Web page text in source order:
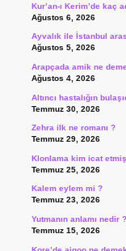
Kur’an-ı Kerim’de kaç
Ağustos 6, 2026
Ayvalık ile İstanbul
Ağustos 5, 2026
Arapçada amik ne
Ağustos 4, 2026
Altıncı hastalığın
Temmuz 30, 2026
Zehra ilk ne romanı ?
Temmuz 29, 2026
Klonlama kim icat
Temmuz 25, 2026
Kalem eylem mi ?
Temmuz 23, 2026
Yutmanın anlamı nedir ?
Temmuz 15, 2026